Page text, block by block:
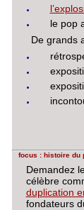
le pop
De grands
focus : histoire du
Demandez
célèbre
duplication
fondateurs